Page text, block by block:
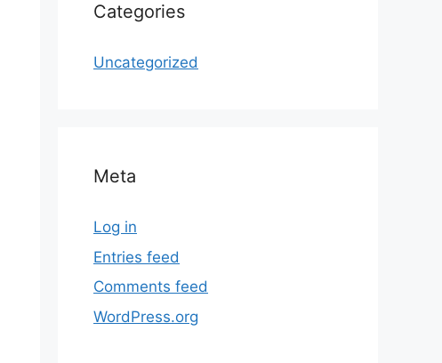
Categories
Uncategorized
Meta
Log in
Entries feed
Comments feed
WordPress.org